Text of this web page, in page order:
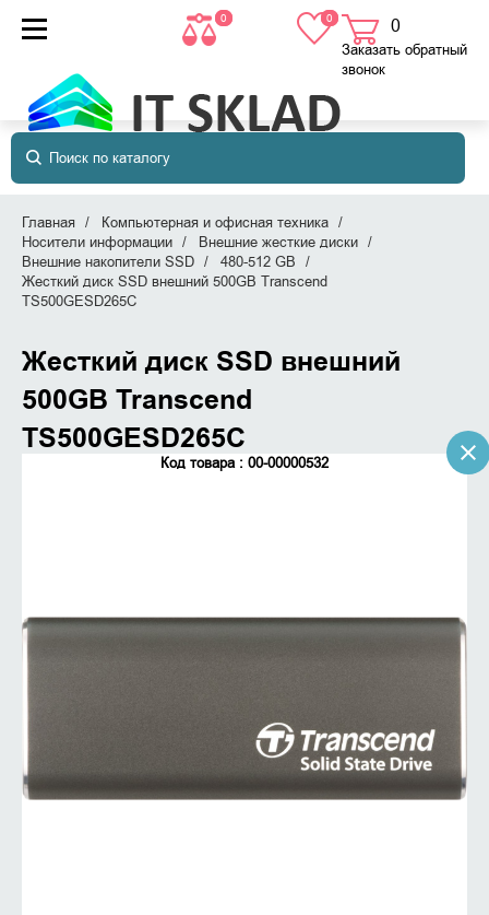
0 0 0
в корзине
Заказать обратный
звонок
Главная
Компьютерная и офисная техника
Носители информации
Внешние жесткие диски
Внешние накопители SSD
480-512 GB
Жесткий диск SSD внешний 500GB Transcend
TS500GESD265C
Жесткий диск SSD внешний
500GB Transcend
TS500GESD265C
Код товара : 00-00000532